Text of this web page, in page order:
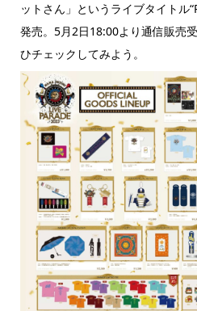
ットさん」というライブタイトル
発売。5月2日18:00より通信販売
ひチェックしてみよう。